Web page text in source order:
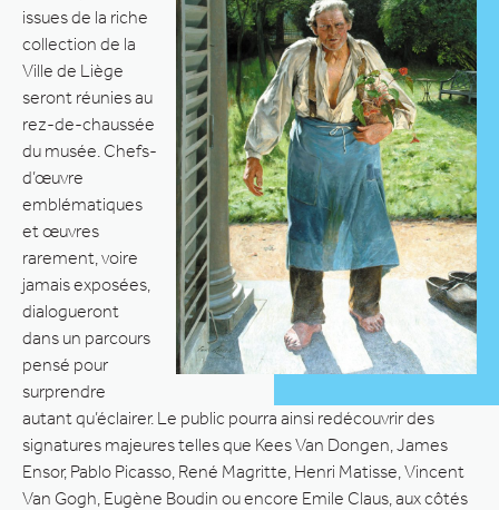
issues de la riche
collection de la
Ville de Liège
seront réunies au
rez-de-chaussée
du musée. Chefs-
d’œuvre
emblématiques
et œuvres
rarement, voire
jamais exposées,
dialogueront
dans un parcours
pensé pour
surprendre
autant qu’éclairer. Le public pourra ainsi redécouvrir des
signatures majeures telles que Kees Van Dongen, James
Ensor, Pablo Picasso, René Magritte, Henri Matisse, Vincent
Van Gogh, Eugène Boudin ou encore Emile Claus, aux côtés